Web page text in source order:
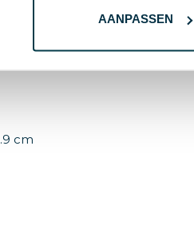
AANPASSEN
cm